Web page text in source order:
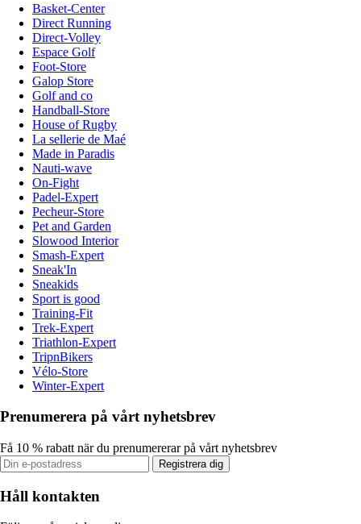
Basket-Center
Direct Running
Direct-Volley
Espace Golf
Foot-Store
Galop Store
Golf and co
Handball-Store
House of Rugby
La sellerie de Maé
Made in Paradis
Nauti-wave
On-Fight
Padel-Expert
Pecheur-Store
Pet and Garden
Slowood Interior
Smash-Expert
Sneak'In
Sneakids
Sport is good
Training-Fit
Trek-Expert
Triathlon-Expert
TripnBikers
Vélo-Store
Winter-Expert
Prenumerera på vårt nyhetsbrev
Få 10 % rabatt när du prenumererar på vårt nyhetsbrev
Registrera dig
Håll kontakten